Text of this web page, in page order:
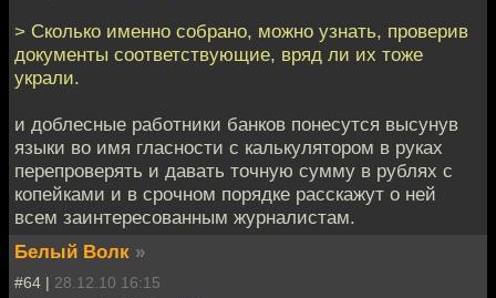
> Сколько именно собрано, можно узнать, проверив
документы соответствующие, вряд ли их тоже
украли.
и доблесные работники банков понесутся высунув
языки во имя гласности с калькулятором в руках
перепроверять и давать точную сумму в рублях с
копейками и в срочном порядке расскажут о ней
всем заинтересованным журналистам.
Белый Волк »
#64 | 28.12.10 16:15